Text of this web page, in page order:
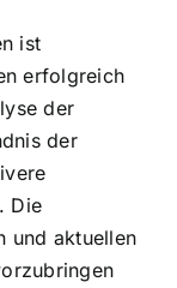
ist
erfolgreich
der
der
Die
und aktuellen